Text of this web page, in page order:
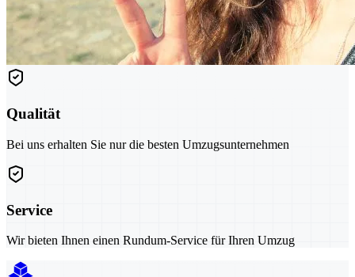
Qualität
Bei uns erhalten Sie nur die besten Umzugsunternehmen
Service
Wir bieten Ihnen einen Rundum-Service für Ihren Umzug